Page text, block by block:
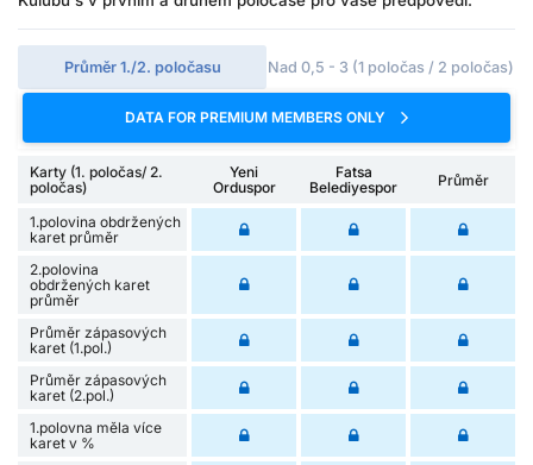
Průměr 1./2. poločasu Nad 0,5 - 3 (1 poločas / 2 poločas)
DATA FOR PREMIUM MEMBERS ONLY
Karty (1. poločas/ 2.
poločas)
Yeni
Orduspor
Fatsa
Belediyespor
Průměr
1.polovina obdržených
karet průměr
2.polovina
obdržených karet
průměr
Průměr zápasových
karet (1.pol.)
Průměr zápasových
karet (2.pol.)
1.polovna měla více
karet v %